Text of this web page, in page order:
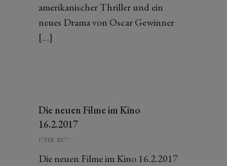
amerikanischer Thriller und ein
neues Drama von Oscar Gewinner
[…]
Die neuen Filme im Kino
16.2.2017
17 FEB. 2017 /
Die neuen Filme im Kino 16.2.2017